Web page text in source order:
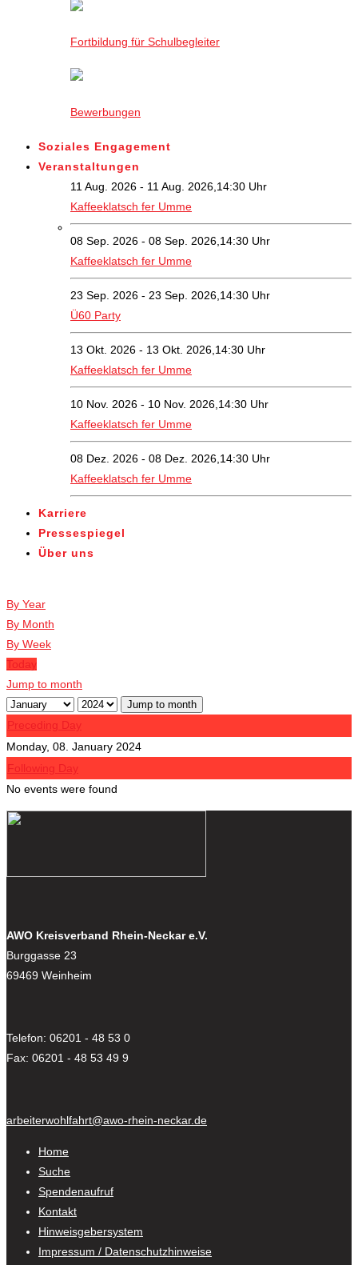
Fortbildung für Schulbegleiter
Bewerbungen
Soziales Engagement
Veranstaltungen
11 Aug. 2026 - 11 Aug. 2026,14:30 Uhr
Kaffeeklatsch fer Umme
08 Sep. 2026 - 08 Sep. 2026,14:30 Uhr
Kaffeeklatsch fer Umme
23 Sep. 2026 - 23 Sep. 2026,14:30 Uhr
Ü60 Party
13 Okt. 2026 - 13 Okt. 2026,14:30 Uhr
Kaffeeklatsch fer Umme
10 Nov. 2026 - 10 Nov. 2026,14:30 Uhr
Kaffeeklatsch fer Umme
08 Dez. 2026 - 08 Dez. 2026,14:30 Uhr
Kaffeeklatsch fer Umme
Karriere
Pressespiegel
Über uns
By Year
By Month
By Week
Today
Jump to month
Jump to month
Preceding Day
Monday, 08. January 2024
Following Day
No events were found
AWO Kreisverband Rhein-Neckar e.V.
Burggasse 23
69469 Weinheim
Telefon: 06201 - 48 53 0
Fax: 06201 - 48 53 49 9
arbeiterwohlfahrt@awo-rhein-neckar.de
Home
Suche
Spendenaufruf
Kontakt
Hinweisgebersystem
Impressum / Datenschutzhinweise